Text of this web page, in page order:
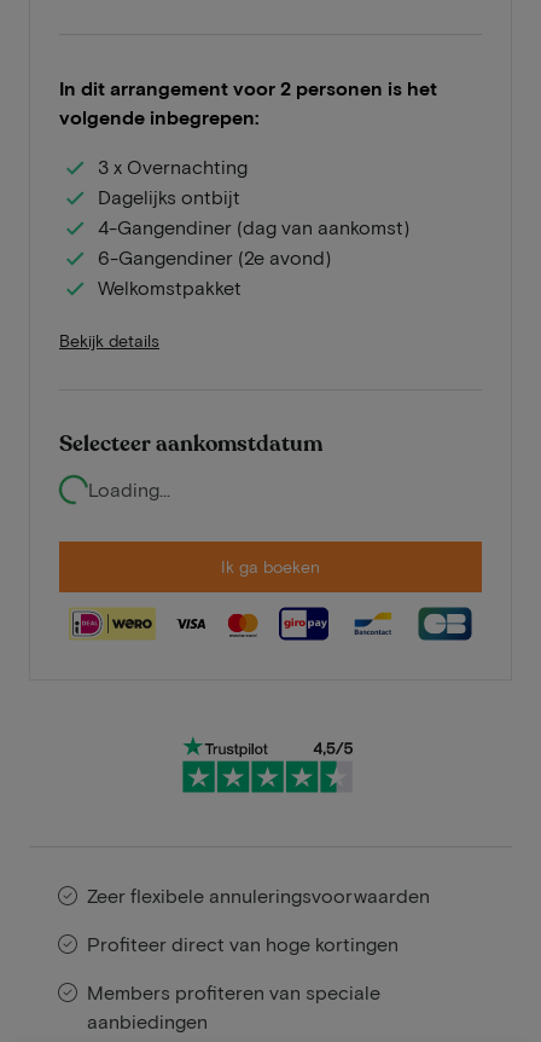
In dit arrangement voor 2 personen is het
volgende inbegrepen:
3 x Overnachting
Dagelijks ontbijt
4-Gangendiner (dag van aankomst)
6-Gangendiner (2e avond)
Welkomstpakket
Bekijk details
Selecteer aankomstdatum
Loading...
Ik ga boeken
Zeer flexibele annuleringsvoorwaarden
Profiteer direct van hoge kortingen
Members profiteren van speciale
aanbiedingen